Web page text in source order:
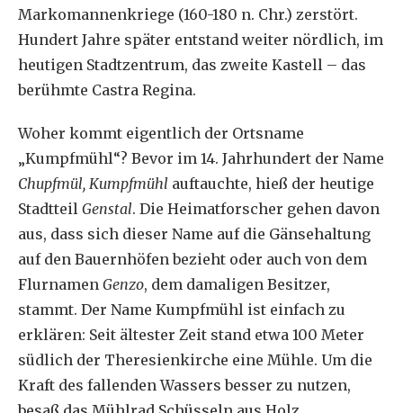
Markomannenkriege (160-180 n. Chr.) zerstört.
Hundert Jahre später entstand weiter nördlich, im
heutigen Stadtzentrum, das zweite Kastell – das
berühmte Castra Regina.
Woher kommt eigentlich der Ortsname
„Kumpfmühl“? Bevor im 14. Jahrhundert der Name
Chupfmül, Kumpfmühl auftauchte, hieß der heutige
Stadtteil Genstal. Die Heimatforscher gehen davon
aus, dass sich dieser Name auf die Gänsehaltung
auf den Bauernhöfen bezieht oder auch von dem
Flurnamen Genzo, dem damaligen Besitzer,
stammt. Der Name Kumpfmühl ist einfach zu
erklären: Seit ältester Zeit stand etwa 100 Meter
südlich der Theresienkirche eine Mühle. Um die
Kraft des fallenden Wassers besser zu nutzen,